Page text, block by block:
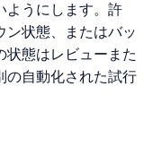
ようにします。許
ン状態、またはバッ
状態はレビューまた
の自動化された試行